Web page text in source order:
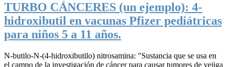
TURBO CÁNCERES (un ejemplo): 4-
hidroxibutil en vacunas Pfizer pediátricas
para niños 5 a 11 años.
N-butilo-N-(4-hidroxibutilo) nitrosamina: "Sustancia que se usa en
el campo de la investigación de cáncer para causar tumores de vejiga